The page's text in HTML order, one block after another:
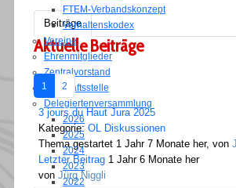
FTEM-Verbandskonzept
Verhaltenskodex
Vereine
Ehrenmitglieder
Zentralvorstand
Geschäftsstelle
Delegiertenversammlung
2026
2025
2024
2023
2022
Beiträge
Aktuelle Beiträge
1 2
3 jours du Haut Jura 2025
Kategorie: OL Diskussionen
Thema gestartet 1 Jahr 7 Monate her, von
Letzter Beitrag 1 Jahr 6 Monate her
von Jürg Niggli